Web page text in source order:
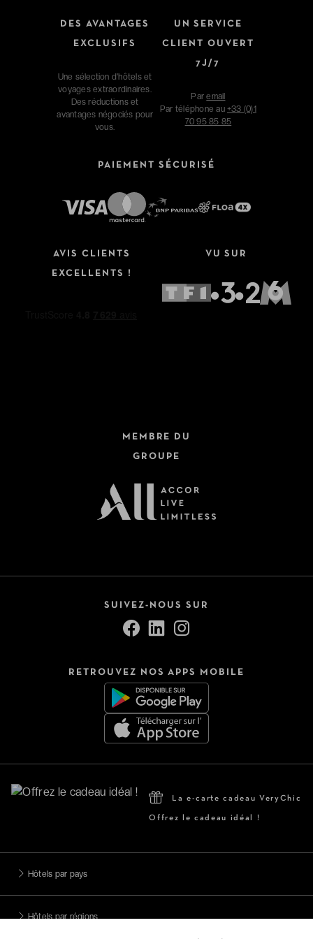
DES AVANTAGES
EXCLUSIFS
Une sélection d'hôtels et
voyages extraordinaires.
Des réductions et
avantages négociés pour
vous.
UN SERVICE
CLIENT OUVERT
7J/7
Paremail
Par téléphone au +33 (0)1
70 95 85 85
PAIEMENT SÉCURISÉ
AVIS CLIENTS
EXCELLENTS !
VU SUR
MEMBRE DU
GROUPE
SUIVEZ-NOUS SUR
RETROUVEZ NOS APPS MOBILE
La e-carte cadeau VeryChic
Offrez le cadeau idéal !
Hôtels par pays
Hôtels par régions